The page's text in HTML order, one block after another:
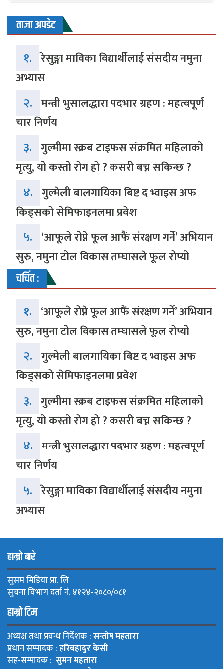
ताजा अपडेट
१. रेसुङ्गा माविका विद्यार्थीलाई संसदीय नमुना
अभ्यास
२. मन्त्री भुसालद्धारा पदभार ग्रहण : महत्वपूर्ण
चार निर्णय
३. गुल्मीमा स्क्रब टाइफस संक्रमित महिलाको
मृत्यु, यो कस्तो रोग हो ? कसरी बच्न सकिन्छ ?
४. गुल्मेली बालगायिका बिष्ट द भ्वाइस अफ
किड्सको सेमिफाइनलमा प्रवेश
५. ‘आफूले रोप्ने फूल आफैं संरक्षण गर्ने’ अभियान
सुरु, नमुना टोल विकास तम्घासले फूल रोप्यो
चर्चित :
१. ‘आफूले रोप्ने फूल आफैं संरक्षण गर्ने’ अभियान
सुरु, नमुना टोल विकास तम्घासले फूल रोप्यो
२. गुल्मेली बालगायिका बिष्ट द भ्वाइस अफ
किड्सको सेमिफाइनलमा प्रवेश
३. गुल्मीमा स्क्रब टाइफस संक्रमित महिलाको
मृत्यु, यो कस्तो रोग हो ? कसरी बच्न सकिन्छ ?
४. मन्त्री भुसालद्धारा पदभार ग्रहण : महत्वपूर्ण
चार निर्णय
५. रेसुङ्गा माविका विद्यार्थीलाई संसदीय नमुना
अभ्यास
हाम्रो बारे
सुसम मिडिया प्रा. लि
सुचना विभाग दर्ता नं. ४१२४-२०८०/०८१
हाम्रो टिम
अध्यक्ष तथा प्रवन्ध निर्देशक :सन्तोष महतारा
प्रधान सम्पादक : हरिबहादुर केसी
सह-सम्पादक : सुमन महतारा